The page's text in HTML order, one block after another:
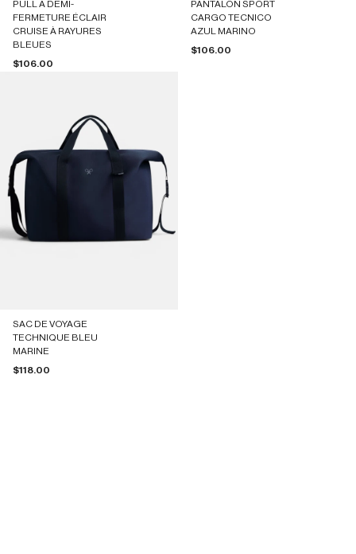
PULL À DEMI-
FERMETURE ÉCLAIR
CRUISE À RAYURES
BLEUES
Prix de vente
$106.00
PANTALON SPORT
CARGO TECNICO
AZUL MARINO
Prix de vente
$106.00
SAC DE VOYAGE
TECHNIQUE BLEU
MARINE
Prix de vente
$118.00